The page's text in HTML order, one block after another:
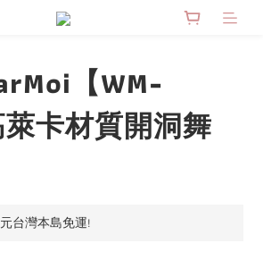
【WM-
卡材質開洞舞
台灣本島免運!